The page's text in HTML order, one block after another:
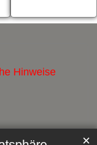
✕
Hinweise